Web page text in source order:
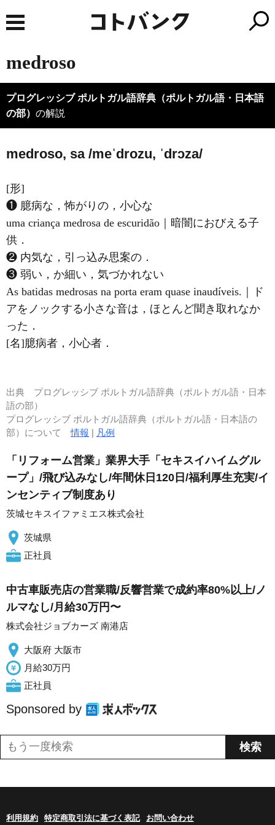
medroso
プログレッシブ ポルトガル語辞典（ポルトガル語・日本語
の部） の解説
medroso, sa /meˈdrozu, ˈdrɔza/
[形]
❶ 臆病な，怖がりの，小心な
uma criança medrosa de escuridão｜暗闇におびえる子
供．
❷ 内気な，引っ込み思案の．
❸ 弱い，か細い，気づかれない
As batidas medrosas na porta eram quase inaudíveis.｜ド
アをノックする小さな音は，ほとんど聞き取れなか
った．
[名]臆病者，小心者．
出典 プログレッシブ ポルトガル語辞典（ポルトガル語・日本
語の部）
プログレッシブ ポルトガル語辞典（ポルトガル語・日本語の
部）について情報 | 凡例
「リフォーム営業」業界大手「セキスイハイムグル
ープ」/飛び込みなし/年間休日120日/福利厚生充実/イ
ンセンティブ制度あり
茨城セキスイファミエス株式会社
茨城県
正社員
中古車販売店の営業職/反響営業で成約率80%以上/ノ
ルマなし/月給30万円〜
株式会社ジョブカーズ 南港店
大阪府 大阪市
月給30万円
正社員
Sponsored by
利用規約 特定商取引法に基づく表記 お問い合わせ